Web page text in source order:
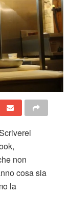
non
cosa sia
la